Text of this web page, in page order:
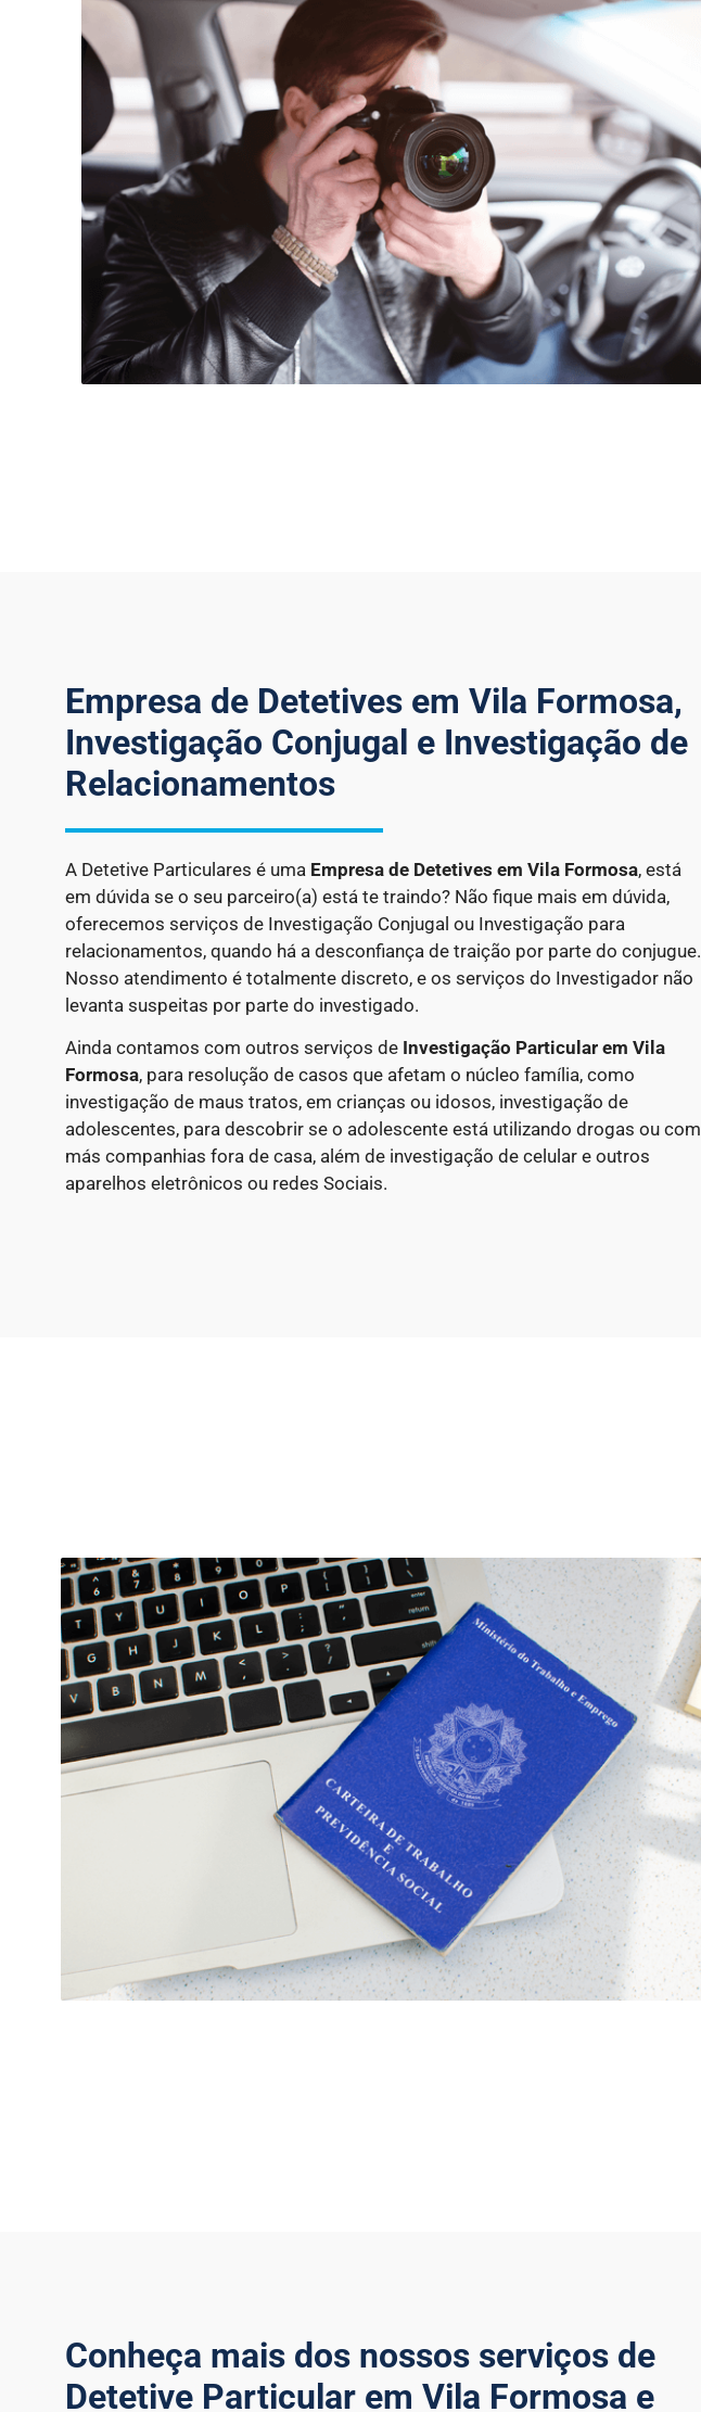
Empresa de Detetives em Vila Formosa,
Investigação Conjugal e Investigação de
Relacionamentos
A Detetive Particulares é uma Empresa de Detetives em Vila Formosa, está
em dúvida se o seu parceiro(a) está te traindo? Não fique mais em dúvida,
oferecemos serviços de Investigação Conjugal ou Investigação para
relacionamentos, quando há a desconfiança de traição por parte do conjugue.
Nosso atendimento é totalmente discreto, e os serviços do Investigador não
levanta suspeitas por parte do investigado.
Ainda contamos com outros serviços de Investigação Particular em Vila
Formosa, para resolução de casos que afetam o núcleo família, como
investigação de maus tratos, em crianças ou idosos, investigação de
adolescentes, para descobrir se o adolescente está utilizando drogas ou com
más companhias fora de casa, além de investigação de celular e outros
aparelhos eletrônicos ou redes Sociais.
Conheça mais dos nossos serviços de
Detetive Particular em Vila Formosa e